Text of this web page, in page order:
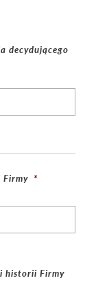
decydującego
Firmy *
historii Firmy